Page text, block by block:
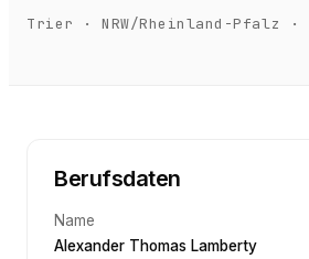
Trier ·NRW/Rheinland-Pfalz ·
Berufsdaten
Name
Alexander Thomas Lamberty